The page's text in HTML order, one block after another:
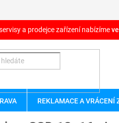
a prodejce zařízení nabízíme
REKLAMACE A VRÁCENÍ